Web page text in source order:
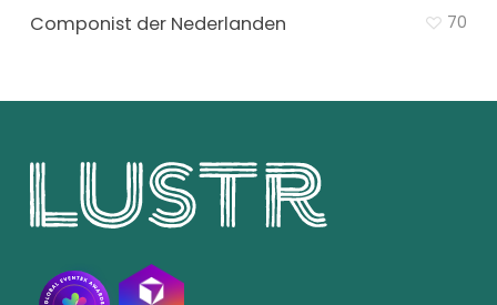
Componist der Nederlanden 70